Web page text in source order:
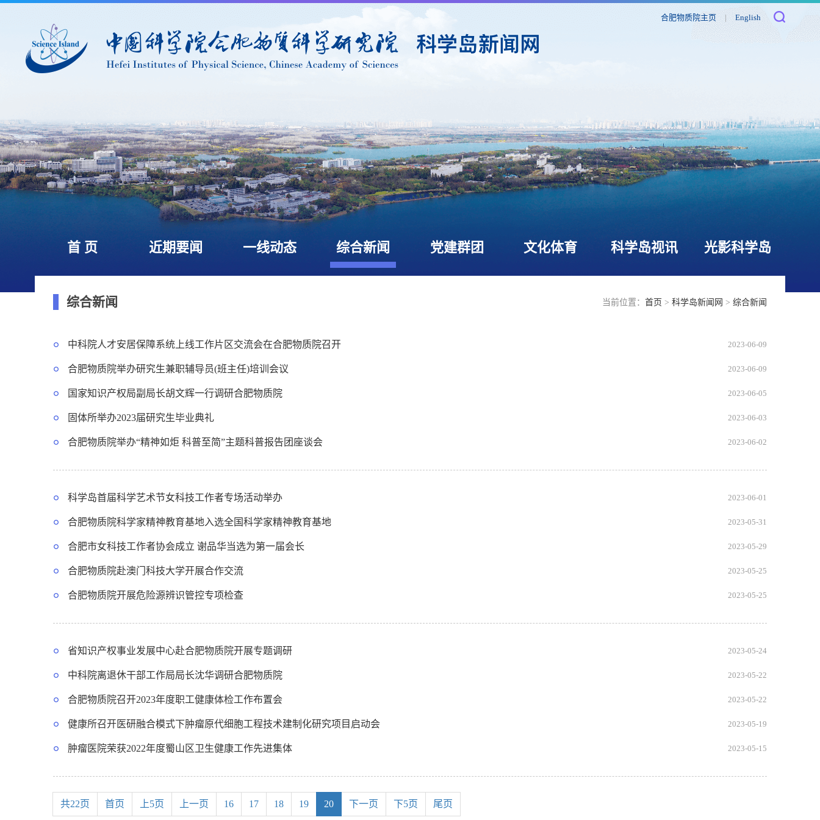
合肥物质院主页 | English
首 页 近期要闻 一线动态 综合新闻 党建群团 文化体育 科学岛视讯 光影科学岛
综合新闻 当前位置： 首页 > 科学岛新闻网 > 综合新闻
2023-06-09
中科院人才安居保障系统上线工作片区交流会在合肥物质院召开
2023-06-09
合肥物质院举办研究生兼职辅导员(班主任)培训会议
2023-06-05
国家知识产权局副局长胡文辉一行调研合肥物质院
2023-06-03
固体所举办2023届研究生毕业典礼
2023-06-02
合肥物质院举办“精神如炬 科普至简”主题科普报告团座谈会
2023-06-01
科学岛首届科学艺术节女科技工作者专场活动举办
2023-05-31
合肥物质院科学家精神教育基地入选全国科学家精神教育基地
2023-05-29
合肥市女科技工作者协会成立 谢品华当选为第一届会长
2023-05-25
合肥物质院赴澳门科技大学开展合作交流
2023-05-25
合肥物质院开展危险源辨识管控专项检查
2023-05-24
省知识产权事业发展中心赴合肥物质院开展专题调研
2023-05-22
中科院离退休干部工作局局长沈华调研合肥物质院
2023-05-22
合肥物质院召开2023年度职工健康体检工作布置会
2023-05-19
健康所召开医研融合模式下肿瘤原代细胞工程技术建制化研究项目启动会
2023-05-15
肿瘤医院荣获2022年度蜀山区卫生健康工作先进集体
共22页 首页 上5页 上一页 16 17 18 19 20 下一页 下5页 尾页